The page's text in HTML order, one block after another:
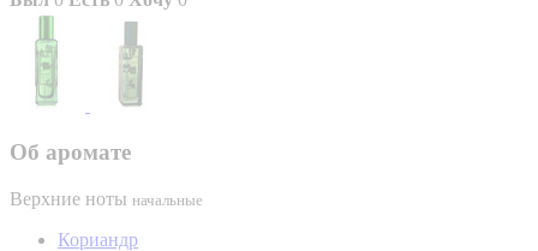
Об аромате
Верхние ноты начальные
Кориандр